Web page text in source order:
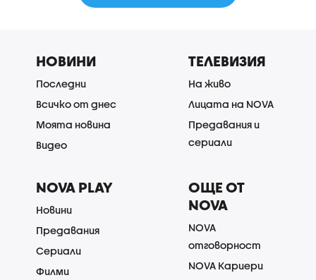
НОВИНИ
Последни
Всичко от днес
Моята новина
Видео
ТЕЛЕВИЗИЯ
На живо
Лицата на NOVA
Предавания и
сериали
NOVA PLAY
Новини
Предавания
Сериали
Филми
ОЩЕ ОТ
NOVA
NOVA
отговорност
NOVA Кариери